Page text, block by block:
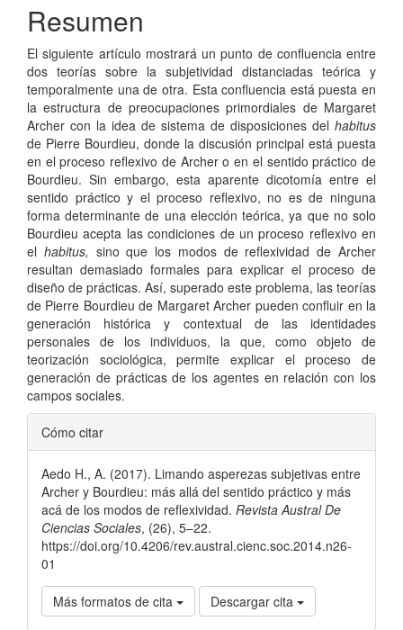
artículo
Resumen
El siguiente artículo mostrará un punto de confluencia entre
dos teorías sobre la subjetividad distanciadas teórica y
temporalmente una de otra. Esta confluencia está puesta en
la estructura de preocupaciones primordiales de Margaret
Archer con la idea de sistema de disposiciones del habitus
de Pierre Bourdieu, donde la discusión principal está puesta
en el proceso reflexivo de Archer o en el sentido práctico de
Bourdieu. Sin embargo, esta aparente dicotomía entre el
sentido práctico y el proceso reflexivo, no es de ninguna
forma determinante de una elección teórica, ya que no solo
Bourdieu acepta las condiciones de un proceso reflexivo en
el habitus, sino que los modos de reflexividad de Archer
resultan demasiado formales para explicar el proceso de
diseño de prácticas. Así, superado este problema, las teorías
de Pierre Bourdieu de Margaret Archer pueden confluir en la
generación histórica y contextual de las identidades
personales de los individuos, la que, como objeto de
teorización sociológica, permite explicar el proceso de
generación de prácticas de los agentes en relación con los
campos sociales.
Detalles
del
artículo
Cómo citar
Aedo H., A. (2017). Limando asperezas subjetivas entre
Archer y Bourdieu: más allá del sentido práctico y más
acá de los modos de reflexividad. Revista Austral De
Ciencias Sociales, (26), 5–22.
https://doi.org/10.4206/rev.austral.cienc.soc.2014.n26-
01
Más formatos de cita Descargar cita